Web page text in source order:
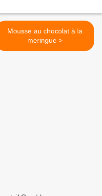
Mousse au chocolat à la
meringue >